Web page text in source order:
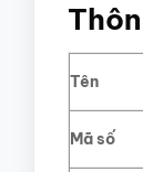
Tên
Mã số